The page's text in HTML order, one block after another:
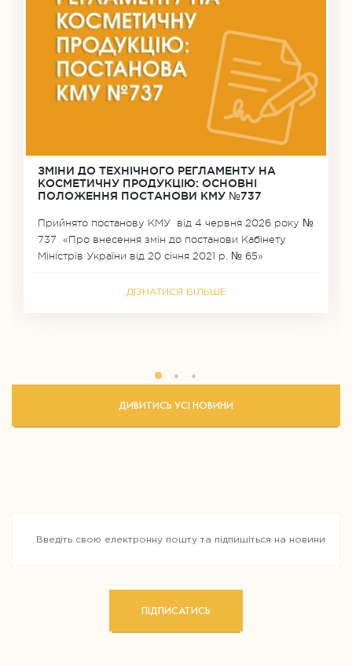
ЗМІНИ ДО ТЕХНІЧНОГО РЕГЛАМЕНТУ НА
КОСМЕТИЧНУ ПРОДУКЦІЮ: ОСНОВНІ
ПОЛОЖЕННЯ ПОСТАНОВИ КМУ №737
Прийнято постанову КМУ від 4 червня 2026 року №
737 «Про внесення змін до постанови Кабінету
Міністрів України від 20 січня 2021 р. № 65»
ДІЗНАТИСЯ БІЛЬШЕ
ДИВИТИСЬ УСІ НОВИНИ
ПІДПИСАТИСЬ